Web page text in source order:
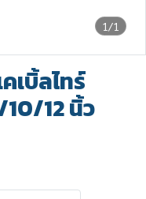
1/1
เบิ้ลไทร์
12 นิ้ว